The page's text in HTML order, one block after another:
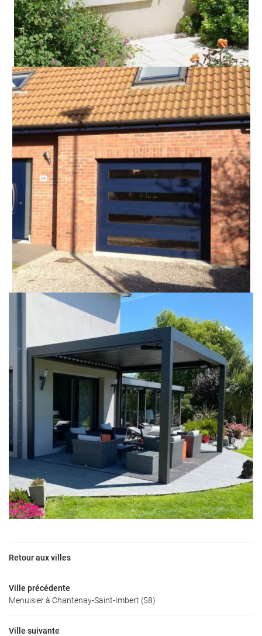
Retour aux villes
Ville précédente
Menuisier à Chantenay-Saint-Imbert (58)
Ville suivante